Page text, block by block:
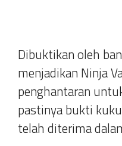
Dibuktikan oleh
menjadikan Ninja
penghantaran
pastinya bukti
telah diterima